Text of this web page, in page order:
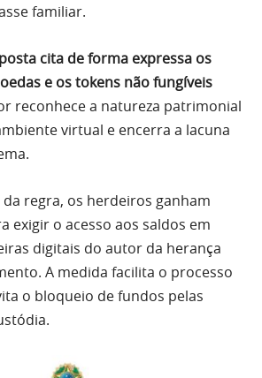
familiar.
cita de forma expressa os
e os tokens não fungíveis
reconhece a natureza patrimonial
virtual e encerra a lacuna
regra, os herdeiros ganham
exigir o acesso aos saldos em
digitais do autor da herança
A medida facilita o processo
o bloqueio de fundos pelas